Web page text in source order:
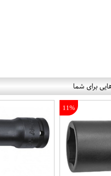
برای شما
11%